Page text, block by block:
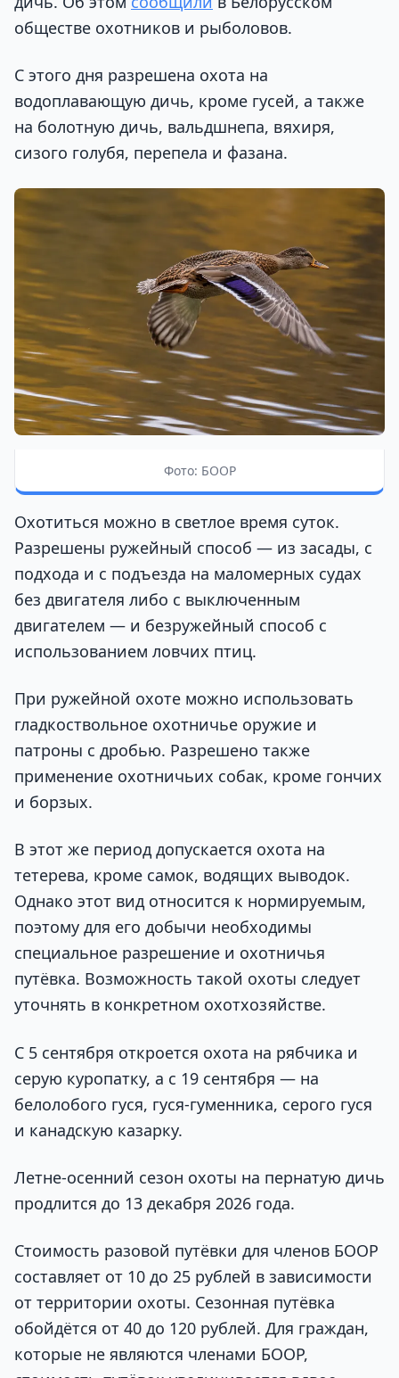
обществе охотников и рыболовов.
С этого дня разрешена охота на
водоплавающую дичь, кроме гусей, а также
на болотную дичь, вальдшнепа, вяхиря,
сизого голубя, перепела и фазана.
Фото: БООР
Охотиться можно в светлое время суток.
Разрешены ружейный способ — из засады, с
подхода и с подъезда на маломерных судах
без двигателя либо с выключенным
двигателем — и безружейный способ с
использованием ловчих птиц.
При ружейной охоте можно использовать
гладкоствольное охотничье оружие и
патроны с дробью. Разрешено также
применение охотничьих собак, кроме гончих
и борзых.
В этот же период допускается охота на
тетерева, кроме самок, водящих выводок.
Однако этот вид относится к нормируемым,
поэтому для его добычи необходимы
специальное разрешение и охотничья
путёвка. Возможность такой охоты следует
уточнять в конкретном охотхозяйстве.
С 5 сентября откроется охота на рябчика и
серую куропатку, а с 19 сентября — на
белолобого гуся, гуся-гуменника, серого гуся
и канадскую казарку.
Летне-осенний сезон охоты на пернатую дичь
продлится до 13 декабря 2026 года.
Стоимость разовой путёвки для членов БООР
составляет от 10 до 25 рублей в зависимости
от территории охоты. Сезонная путёвка
обойдётся от 40 до 120 рублей. Для граждан,
которые не являются членами БООР,